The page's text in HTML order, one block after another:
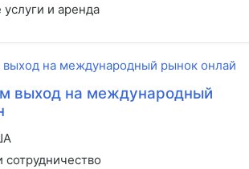
и аренда
выход на международный
сотрудничество